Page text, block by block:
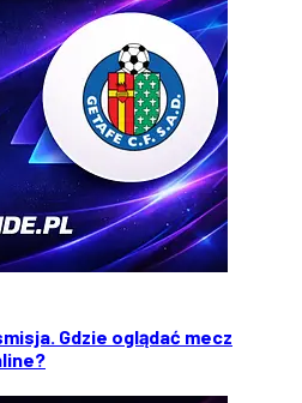
Gdzie oglądać mecz